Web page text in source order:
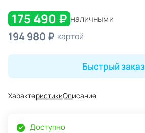
175 490 ₽ наличными
194 980 ₽ картой
Быстрый заказ
ХарактеристикиОписание
Доступно